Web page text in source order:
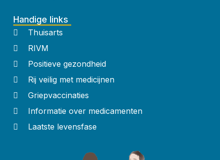
Handige links
Thuisarts
RIVM
Positieve gezondheid
Rij veilig met medicijnen
Griepvaccinaties
Informatie over medicamenten
Laatste levensfase